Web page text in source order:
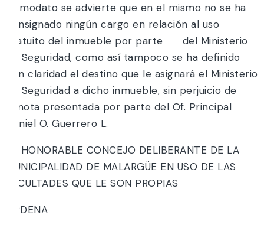
Comodato se advierte que en el mismo no se ha
consignado ningún cargo en relación al uso
gratuito del inmueble por parte del Ministerio
de Seguridad, como así tampoco se ha definido
con claridad el destino que le asignará el Ministerio
de Seguridad a dicho inmueble, sin perjuicio de
la nota presentada por parte del Of. Principal
Daniel O. Guerrero L.
EL HONORABLE CONCEJO DELIBERANTE DE LA
MUNICIPALIDAD DE MALARGÜE EN USO DE LAS
FACULTADES QUE LE SON PROPIAS
ORDENA